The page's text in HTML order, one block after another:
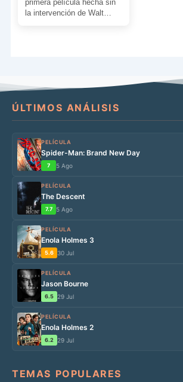
primera película hecha sin
la intervención de Walt
ÚLTIMOS ANÁLISIS
PELÍCULA
Spider-Man: Brand New Day
7 5 Ago
PELÍCULA
The Descent
7.7 5 Ago
PELÍCULA
Enola Holmes 3
5.6 30 Jul
PELÍCULA
Jason Bourne
6.5 29 Jul
PELÍCULA
Enola Holmes 2
6.2 29 Jul
TEMAS POPULARES